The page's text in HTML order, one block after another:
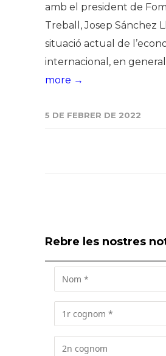
amb el president de
Treball, Josep Sánchez
situació actual de
internacional, en general,
more →
5 DE FEBRER DE 2022
Rebre les nostres